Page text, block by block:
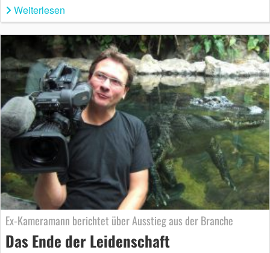
Weiterlesen
Ex-Kameramann berichtet über Ausstieg aus der Branche
Das Ende der Leidenschaft